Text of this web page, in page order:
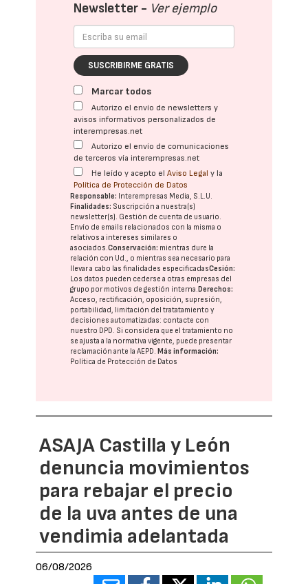
Newsletter - Ver ejemplo
SUSCRIBIRME GRATIS
Marcar todos
Autorizo el envío de newsletters y
avisos informativos personalizados de
interempresas.net
Autorizo el envío de comunicaciones
de terceros vía interempresas.net
He leído y acepto elAviso Legal y la
Política de Protección de Datos
Responsable: Interempresas Media, S.L.U.
Finalidades: Suscripción a nuestra(s)
newsletter(s). Gestión de cuenta de usuario.
Envío de emails relacionados con la misma o
relativos a intereses similares o
asociados.Conservación: mientras dure la
relación con Ud., o mientras sea necesario para
llevar a cabo las finalidades especificadasCesión:
Los datos pueden cederse a otras empresas del
grupo por motivos de gestión interna. Derechos:
Acceso, rectificación, oposición, supresión,
portabilidad, limitación del tratatamiento y
decisiones automatizadas: contacte con
nuestro DPD. Si considera que el tratamiento no
se ajusta a la normativa vigente, puede presentar
reclamación ante laAEPD. Más información:
Política de Protección de Datos
ASAJA Castilla y León
denuncia movimientos
para rebajar el precio
de la uva antes de una
vendimia adelantada
06/08/2026